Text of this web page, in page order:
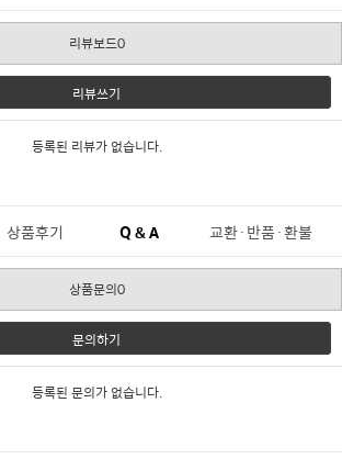
리뷰보드0
리뷰쓰기
등록된 리뷰가 없습니다.
상품후기 Q & A 교환·반품·환불
상품문의0
문의하기
등록된 문의가 없습니다.